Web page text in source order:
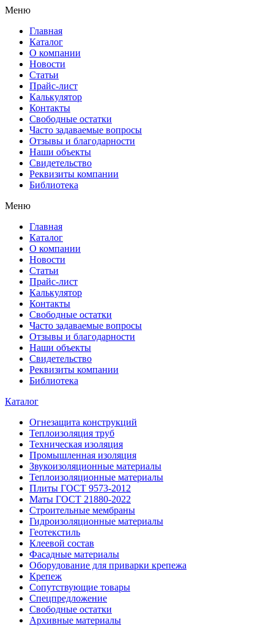
Меню
Главная
Каталог
О компании
Новости
Статьи
Прайс-лист
Калькулятор
Контакты
Свободные остатки
Часто задаваемые вопросы
Отзывы и благодарности
Наши объекты
Свидетельство
Реквизиты компании
Библиотека
Меню
Главная
Каталог
О компании
Новости
Статьи
Прайс-лист
Калькулятор
Контакты
Свободные остатки
Часто задаваемые вопросы
Отзывы и благодарности
Наши объекты
Свидетельство
Реквизиты компании
Библиотека
Каталог
Огнезащита конструкций
Теплоизоляция труб
Техническая изоляция
Промышленная изоляция
Звукоизоляционные материалы
Теплоизоляционные материалы
Плиты ГОСТ 9573-2012
Маты ГОСТ 21880-2022
Строительные мембраны
Гидроизоляционные материалы
Геотекстиль
Клеевой состав
Фасадные материалы
Оборудование для приварки крепежа
Крепеж
Сопутствующие товары
Спецпредложение
Свободные остатки
Архивные материалы